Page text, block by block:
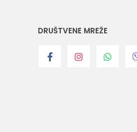
DRUŠTVENE MREŽE